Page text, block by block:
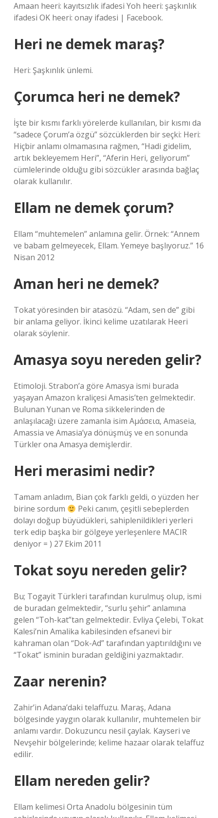
Amaan heeri: kayıtsızlık ifadesi Yoh heeri: şaşkınlık
ifadesi OK heeri: onay ifadesi | Facebook.
Heri ne demek maraş?
Heri: Şaşkınlık ünlemi.
Çorumca heri ne demek?
İşte bir kısmı farklı yörelerde kullanılan, bir kısmı da
“sadece Çorum’a özgü” sözcüklerden bir seçki: Heri:
Hiçbir anlamı olmamasına rağmen, “Hadi gidelim,
artık bekleyemem Heri”, “Aferin Heri, geliyorum”
cümlelerinde olduğu gibi sözcükler arasında bağlaç
olarak kullanılır.
Ellam ne demek çorum?
Ellam “muhtemelen” anlamına gelir. Örnek: “Annem
ve babam gelmeyecek, Ellam. Yemeye başlıyoruz.” 16
Nisan 2012
Aman heri ne demek?
Tokat yöresinden bir atasözü. “Adam, sen de” gibi
bir anlama geliyor. İkinci kelime uzatılarak Heeri
olarak söylenir.
Amasya soyu nereden gelir?
Etimoloji. Strabon’a göre Amasya ismi burada
yaşayan Amazon kraliçesi Amasis’ten gelmektedir.
Bulunan Yunan ve Roma sikkelerinden de
anlaşılacağı üzere zamanla isim Αμάσεια, Amaseia,
Amassia ve Amasia’ya dönüşmüş ve en sonunda
Türkler ona Amasya demişlerdir.
Heri merasimi nedir?
Tamam anladım, Bian çok farklı geldi, o yüzden her
birine sordum
Peki canım, çeşitli sebeplerden
dolayı doğup büyüdükleri, sahiplenildikleri yerleri
terk edip başka bir gölgeye yerleşenlere MACIR
deniyor = ) 27 Ekim 2011
Tokat soyu nereden gelir?
Bu; Togayit Türkleri tarafından kurulmuş olup, ismi
de buradan gelmektedir, “surlu şehir” anlamına
gelen “Toh-kat”tan gelmektedir. Evliya Çelebi, Tokat
Kalesi’nin Amalika kabilesinden efsanevi bir
kahraman olan “Dok-Ad” tarafından yaptırıldığını ve
“Tokat” isminin buradan geldiğini yazmaktadır.
Zaar nerenin?
Zahir’in Adana’daki telaffuzu. Maraş, Adana
bölgesinde yaygın olarak kullanılır, muhtemelen bir
anlamı vardır. Dokuzuncu nesil çaylak. Kayseri ve
Nevşehir bölgelerinde; kelime hazaar olarak telaffuz
edilir.
Ellam nereden gelir?
Ellam kelimesi Orta Anadolu bölgesinin tüm